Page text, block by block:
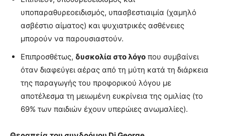
υποπαραθυρεοειδισμός, υπασβεστιαιμία (χαμηλό
ασβέστιο αίματος) και ψυχιατρικές ασθένειες
μπορούν να παρουσιαστούν.
Επιπροσθέτως, δυσκολία στο λόγο που συμβαίνει
όταν διαφεύγει αέρας από τη μύτη κατά τη διάρκεια
της παραγωγής του προφορικού λόγου με
αποτέλεσμα τη μειωμένη ευκρίνεια της ομιλίας (το
69% των παιδιών έχουν υπερώιες ανωμαλίες).